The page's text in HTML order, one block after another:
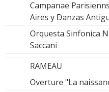
Campanae
Aires y Danzas
Orquesta Sinfonica
Saccani
RAMEAU
Overture "La